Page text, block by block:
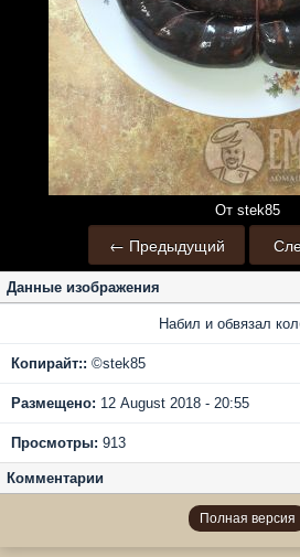
От stek85
← Предыдущий
Данные изображения
Набил и обвязал
Копирайт:: ©stek85
Размещено: 12 August 2018 - 20:55
Просмотры: 913
Комментарии
Полная версия